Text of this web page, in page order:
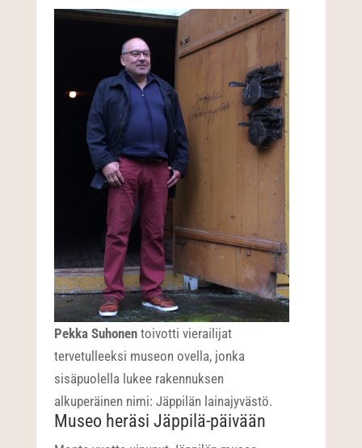
Pekka Suhonen toivotti vierailijat
tervetulleeksi museon ovella, jonka
sisäpuolella lukee rakennuksen
alkuperäinen nimi: Jäppilän lainajyvästö.
Museo heräsi Jäppilä-päivään